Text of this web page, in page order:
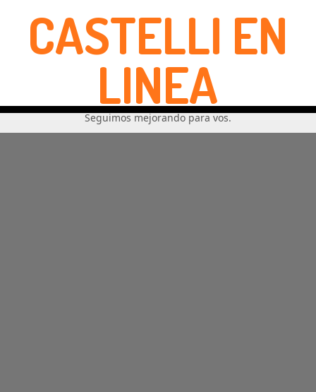
CASTELLI EN
LINEA
Seguimos mejorando para vos.